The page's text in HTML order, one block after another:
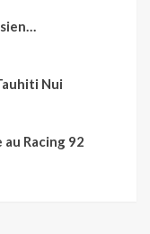
Nui
au Racing 92